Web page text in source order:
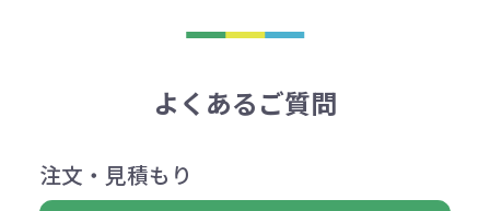
よくあるご質問
注文・見積もり